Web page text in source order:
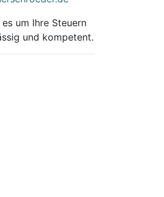
um Ihre Steuern
und kompetent.